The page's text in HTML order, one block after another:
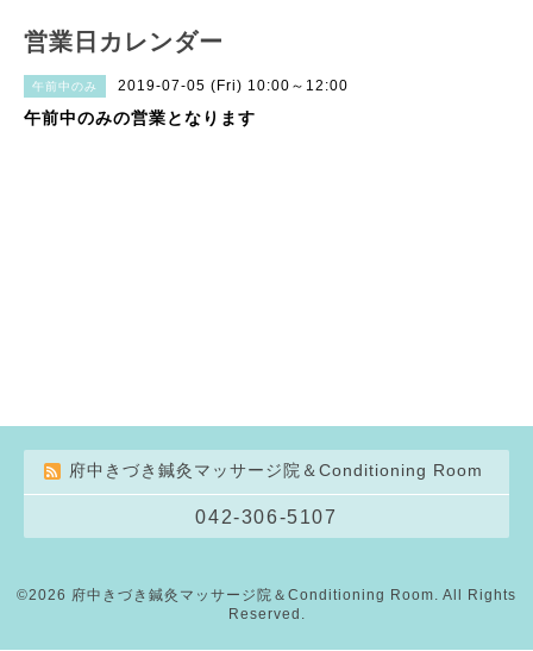
営業日カレンダー
午前中のみ 2019-07-05 (Fri) 10:00～12:00
午前中のみの営業となります
府中きづき鍼灸マッサージ院＆Conditioning Room
042-306-5107
©2026 府中きづき鍼灸マッサージ院＆Conditioning Room . All Rights
Reserved.